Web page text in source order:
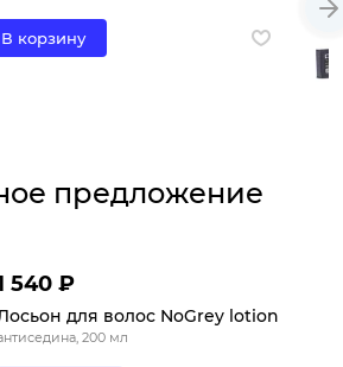
В корзину
предложение
540 ₽
для волос NoGrey lotion
200 мл